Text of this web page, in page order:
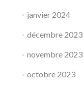
janvier 2024
décembre 2023
novembre 2023
octobre 2023